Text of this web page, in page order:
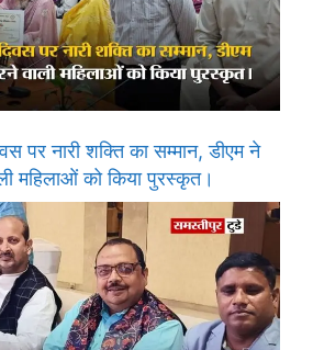
पर नारी शक्ति का सम्मान, डीएम ने
महिलाओं को किया पुरस्कृत।